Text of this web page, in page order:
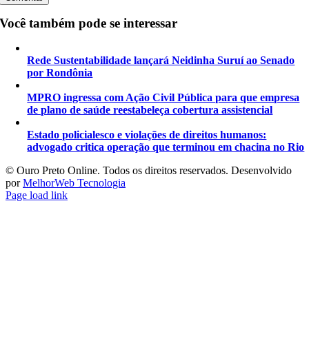
Você também pode se interessar
Rede Sustentabilidade lançará Neidinha Suruí ao Senado
por Rondônia
MPRO ingressa com Ação Civil Pública para que empresa
de plano de saúde reestabeleça cobertura assistencial
Estado policialesco e violações de direitos humanos:
advogado critica operação que terminou em chacina no Rio
©️ Ouro Preto Online. Todos os direitos reservados. Desenvolvido
porMelhorWeb Tecnologia
Page load link